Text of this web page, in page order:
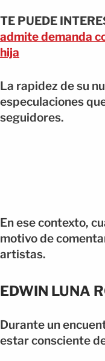
TE PUEDE
admite demanda
hija
La rapidez de su
especulaciones
seguidores.
En ese contexto,
motivo de
artistas.
EDWIN LUNA
Durante un
estar consciente